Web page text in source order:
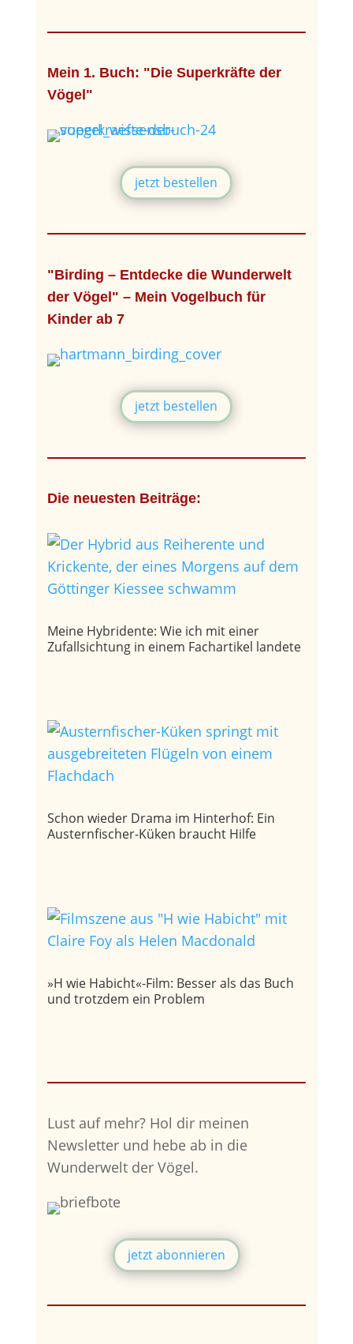
Mein 1. Buch: "Die Superkräfte der
Vögel"
jetzt bestellen
"Birding – Entdecke die Wunderwelt
der Vögel" – Mein Vogelbuch für
Kinder ab 7
jetzt bestellen
Die neuesten Beiträge:
Meine Hybridente: Wie ich mit einer
Zufallsichtung in einem Fachartikel landete
Schon wieder Drama im Hinterhof: Ein
Austernfischer-Küken braucht Hilfe
»H wie Habicht«-Film: Besser als das Buch
und trotzdem ein Problem
Lust auf mehr? Hol dir meinen
Newsletter und hebe ab in die
Wunderwelt der Vögel.
jetzt abonnieren